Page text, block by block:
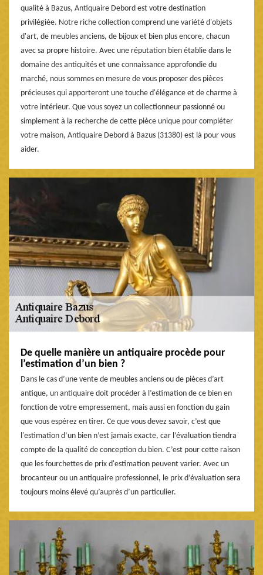
qualité à Bazus, Antiquaire Debord est votre destination
privilégiée. Notre riche collection comprend une variété d'objets
d'art, de meubles anciens, de bijoux et bien plus encore, chacun
avec sa propre histoire. Avec une réputation bien établie dans le
domaine des antiquités et une connaissance approfondie du
marché, nous sommes en mesure de vous proposer des pièces
précieuses qui apporteront une touche d'élégance et de charme à
votre intérieur. Que vous soyez un collectionneur passionné ou
simplement à la recherche de cette pièce unique pour compléter
votre maison, Antiquaire Debord à Bazus (31380) est là pour vous
aider.
De quelle manière un antiquaire procède pour
l’estimation d’un bien ?
Dans le cas d’une vente de meubles anciens ou de pièces d’art
antique, un antiquaire doit procéder à l’estimation de ce bien en
fonction de votre empressement, mais aussi en fonction du gain
que vous espérez en tirer. Ce que vous devez savoir, c’est que
l'estimation d’un bien n’est jamais exacte, car l’évaluation tiendra
compte de la qualité de conception du bien. C’est pour cette raison
que les fourchettes de prix d'estimation peuvent varier. Avec un
brocanteur ou un antiquaire professionnel, le prix d’évaluation sera
toujours moins élevé qu’auprès d’un particulier.